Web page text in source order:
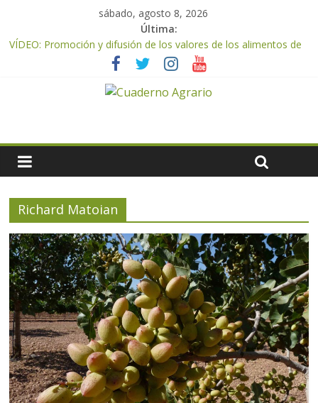
sábado, agosto 8, 2026
Última:
VÍDEO: Promoción y difusión de los valores de los alimentos de
origen cooperativo en escuelas de hostelería
UPA Granada advierte de una vendimia marcada por el
desplome de la demanda, que obligará a muchos viticultores a
seguridad y la transparencia del sector
ASAJA Almería: las primeras recolecciones de almendra
meteorológicas y la incertidumbre en los precios
El Ministerio de Agricultura, Pesca y Alimentación autoriza el
pago de 85 millones adicionales de ayudas de la PAC de
remanentes disponibles
Richard Matoian